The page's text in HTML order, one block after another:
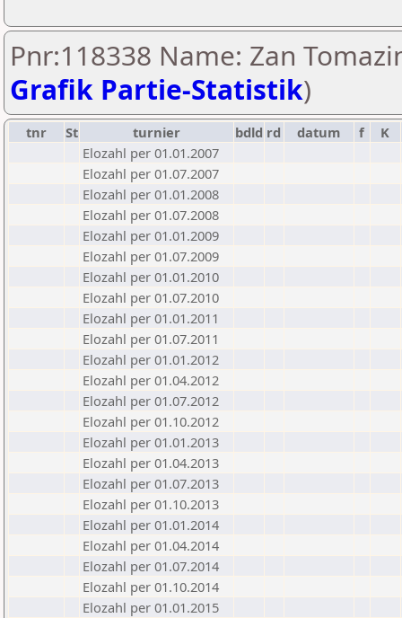
Pnr:118338 Name: Zan
Grafik Partie-Statistik)
tnr St turnier bdld rd datum f
K
Elozahl per 01.01.2007
Elozahl per 01.07.2007
Elozahl per 01.01.2008
Elozahl per 01.07.2008
Elozahl per 01.01.2009
Elozahl per 01.07.2009
Elozahl per 01.01.2010
Elozahl per 01.07.2010
Elozahl per 01.01.2011
Elozahl per 01.07.2011
Elozahl per 01.01.2012
Elozahl per 01.04.2012
Elozahl per 01.07.2012
Elozahl per 01.10.2012
Elozahl per 01.01.2013
Elozahl per 01.04.2013
Elozahl per 01.07.2013
Elozahl per 01.10.2013
Elozahl per 01.01.2014
Elozahl per 01.04.2014
Elozahl per 01.07.2014
Elozahl per 01.10.2014
Elozahl per 01.01.2015